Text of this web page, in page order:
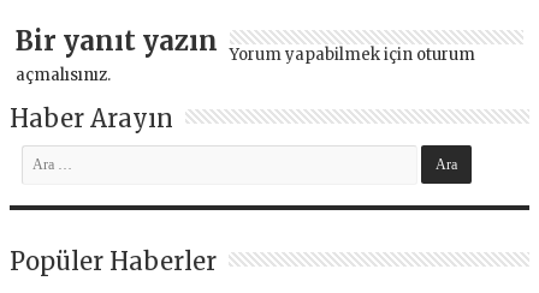
Bir yanıt yazın Yorum yapabilmek için oturum
açmalısınız.
Haber Arayın
Popüler Haberler